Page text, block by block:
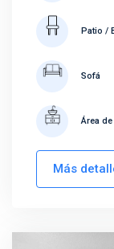
Patio /
Sofá
Área
Más